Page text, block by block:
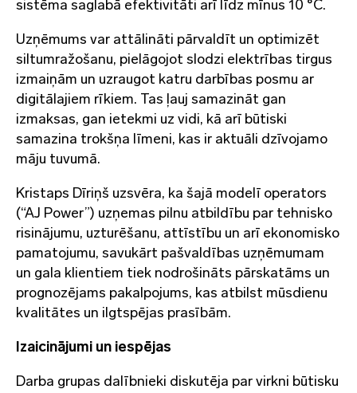
sistēma saglabā efektivitāti arī līdz mīnus 10 °C.
Uzņēmums var attālināti pārvaldīt un optimizēt
siltumražošanu, pielāgojot slodzi elektrības tirgus
izmaiņām un uzraugot katru darbības posmu ar
digitālajiem rīkiem. Tas ļauj samazināt gan
izmaksas, gan ietekmi uz vidi, kā arī būtiski
samazina trokšņa līmeni, kas ir aktuāli dzīvojamo
māju tuvumā.
Kristaps Dīriņš uzsvēra, ka šajā modelī operators
(“AJ Power”) uzņemas pilnu atbildību par tehnisko
risinājumu, uzturēšanu, attīstību un arī ekonomisko
pamatojumu, savukārt pašvaldības uzņēmumam
un gala klientiem tiek nodrošināts pārskatāms un
prognozējams pakalpojums, kas atbilst mūsdienu
kvalitātes un ilgtspējas prasībām.
Izaicinājumi un iespējas
Darba grupas dalībnieki diskutēja par virkni būtisku